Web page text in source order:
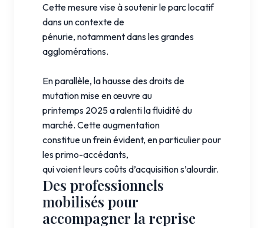
Cette mesure vise à soutenir le parc locatif
dans un contexte de
pénurie, notamment dans les grandes
agglomérations.
En parallèle, la hausse des droits de
mutation mise en œuvre au
printemps 2025 a ralenti la fluidité du
marché. Cette augmentation
constitue un frein évident, en particulier pour
les primo-accédants,
qui voient leurs coûts d’acquisition s’alourdir.
Des professionnels
mobilisés pour
accompagner la reprise